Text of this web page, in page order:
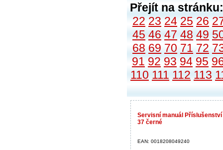
Přejít na stránku:
22 23 24 25 26
45 46 47 48 49
68 69 70 71 72
91 92 93 94 95
110 111 112 113
Servisní manuál
37 černé
EAN: 0018208049240